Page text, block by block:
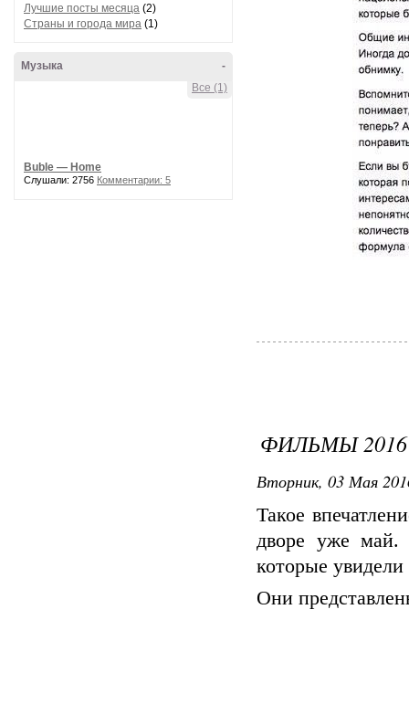
Лучшие посты месяца (2)
Страны и города мира (1)
-
Музыка
Все (1)
Buble — Home
Слушали: 2756 Комментарии: 5
ФИЛЬМЫ
Вторник, 03 Мая
Такое
дворе уже май.
которые увидели
Они